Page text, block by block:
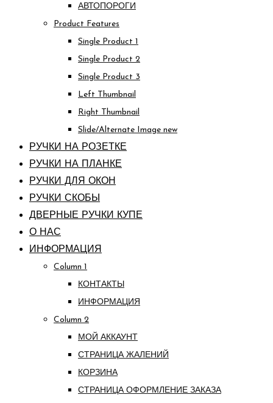
АВТОПОРОГИ
Product Features
Single Product 1
Single Product 2
Single Product 3
Left Thumbnail
Right Thumbnail
Slide/Alternate Image new
РУЧКИ НА РОЗЕТКЕ
РУЧКИ НА ПЛАНКЕ
РУЧКИ ДЛЯ ОКОН
РУЧКИ СКОБЫ
ДВЕРНЫЕ РУЧКИ КУПЕ
О НАС
ИНФОРМАЦИЯ
Column 1
КОНТАКТЫ
ИНФОРМАЦИЯ
Column 2
МОЙ АККАУНТ
СТРАНИЦА ЖАЛЕНИЙ
КОРЗИНА
СТРАНИЦА ОФОРМЛЕНИЕ ЗАКАЗА